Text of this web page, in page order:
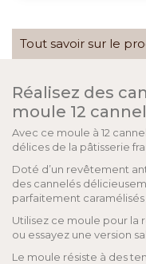
Tout savoir sur le
Réalisez des
moule 12
Avec ce moule à 12
délices de la pâtisserie
Doté d’un revêtement
des cannelés
parfaitement caramélisés
Utilisez ce moule pour la
ou essayez une version
Le moule résiste à des